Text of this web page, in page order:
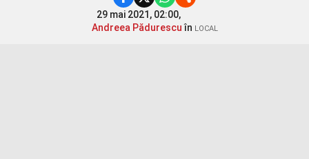
29 mai 2021, 02:00,
Andreea Pădurescuîn LOCAL